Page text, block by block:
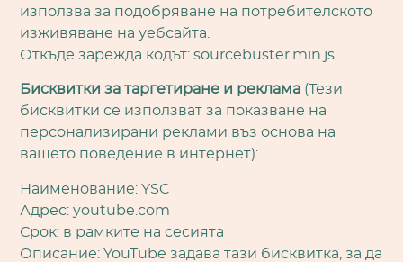
използва за подобряване на потребителското
изживяване на уебсайта.
Откъде зарежда кодът: sourcebuster.min.js
Бисквитки за таргетиране и реклама (Тези
бисквитки се използват за показване на
персонализирани реклами въз основа на
вашето поведение в интернет):
Наименование: YSC
Адрес: youtube.com
Срок: в рамките на сесията
Описание: YouTube задава тази бисквитка, за да